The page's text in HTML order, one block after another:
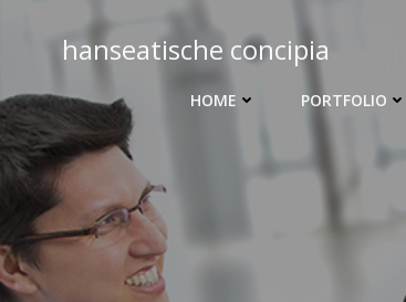
springenhanseatische concipia
HOME PORTFOLIO